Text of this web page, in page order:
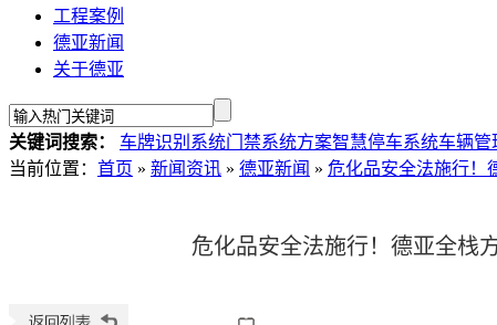
工程案例
德亚新闻
关于德亚
关键词搜索： 车牌识别系统门禁系统方案智慧停车系统车辆管
当前位置 ： 首页 » 新闻资讯 » 德亚新闻 » 危化品安全法施行！
危化品安全法施行！德亚全栈